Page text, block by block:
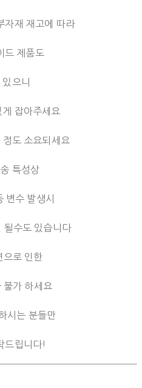
자재 재고에 따라
드 제품도
있으니
잡아주세요
도 소요되세요
특성상
변수 발생시
될수도 있습니다
으로 인한
가 하세요
시는 분들만
드립니다!